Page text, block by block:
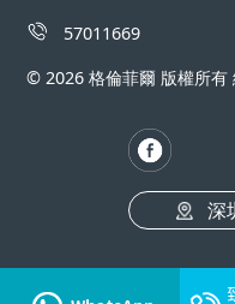
57011669
© 2026 格倫菲爾 版權所有
深